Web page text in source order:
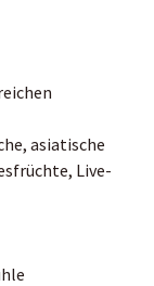
asiatische
Live-